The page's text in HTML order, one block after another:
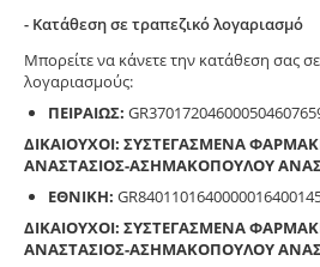
- Κατάθεση σε τραπεζικό λογαριασμό
Μπορείτε να κάνετε την κατάθεση σας
λογαριασμούς:
ΠΕΙΡΑΙΩΣ:
ΔΙΚΑΙΟΥΧΟΙ: ΣΥΣΤΕΓΑΣΜΕΝΑ
ΑΝΑΣΤΑΣΙΟΣ-ΑΣΗΜΑΚΟΠΟΥΛΟΥ
ΕΘΝΙΚΗ:
ΔΙΚΑΙΟΥΧΟΙ: ΣΥΣΤΕΓΑΣΜΕΝΑ
ΑΝΑΣΤΑΣΙΟΣ-ΑΣΗΜΑΚΟΠΟΥΛΟΥ